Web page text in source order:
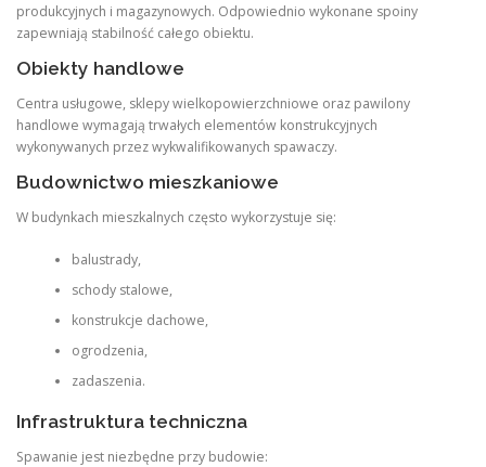
produkcyjnych i magazynowych. Odpowiednio wykonane spoiny
zapewniają stabilność całego obiektu.
Obiekty handlowe
Centra usługowe, sklepy wielkopowierzchniowe oraz pawilony
handlowe wymagają trwałych elementów konstrukcyjnych
wykonywanych przez wykwalifikowanych spawaczy.
Budownictwo mieszkaniowe
W budynkach mieszkalnych często wykorzystuje się:
balustrady,
schody stalowe,
konstrukcje dachowe,
ogrodzenia,
zadaszenia.
Infrastruktura techniczna
Spawanie jest niezbędne przy budowie: